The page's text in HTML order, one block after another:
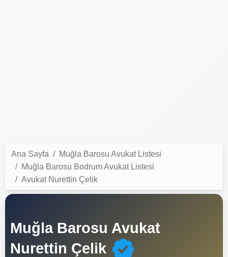
Ana Sayfa
Muğla Barosu Avukat Listesi
Muğla Barosu Bodrum Avukat Listesi
Avukat Nurettin Çelik
Muğla Barosu Avukat
Nurettin Çelik